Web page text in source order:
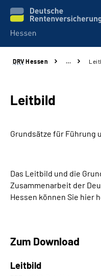
Online-Services
Beratung und Kontakt
Magazine
Inhalte in
Leichte Sprache
DRV Hessen …
Leitbild
Grundsätze für Führung
Das Leitbild und die
Zusammenarbeit der
Hessen können Sie hier
Zum Download
Leitbild